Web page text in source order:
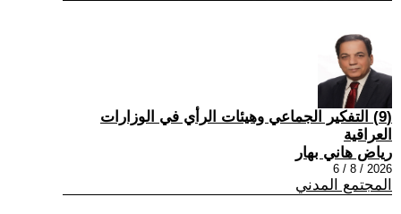
(9) التفكير الجماعي وهيئات الرأي في الوزارات
العراقية
رياض هاني بهار
2026 / 8 / 6
المجتمع المدني